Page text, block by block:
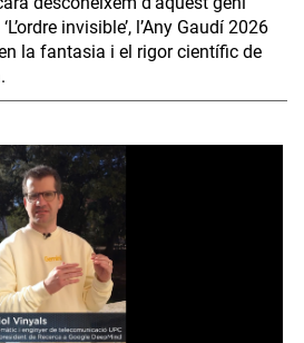
invisible’, l’Any Gaudí 2026
la fantasia i el rigor científic de